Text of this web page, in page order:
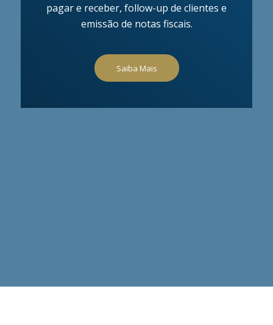
pagar e receber, follow-up de clientes e
emissão de notas fiscais.
Saiba Mais